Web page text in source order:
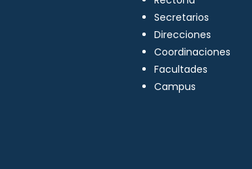
Secretarios
Direcciones
Coordinaciones
Facultades
Campus